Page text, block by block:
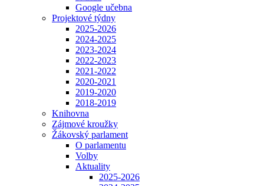
Google učebna
Projektové týdny
2025-2026
2024-2025
2023-2024
2022-2023
2021-2022
2020-2021
2019-2020
2018-2019
Knihovna
Zájmové kroužky
Žákovský parlament
O parlamentu
Volby
Aktuality
2025-2026